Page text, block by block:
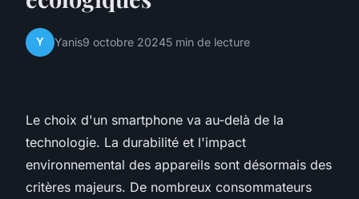
Y Yanis9 octobre 20245 min de lecture
Le choix d'un smartphone va au-delà de la
technologie. La durabilité et l'impact
environnemental des appareils sont désormais des
critères majeurs. De nombreux consommateurs